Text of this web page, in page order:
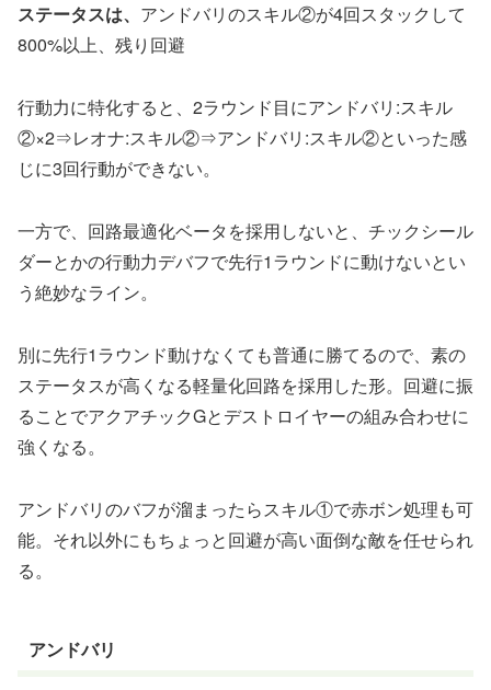
ステータスは、 アンドバリのスキル②が4回スタックして
800%以上、残り回避
行動力に特化すると、2ラウンド目にアンドバリ:スキル
②×2⇒レオナ:スキル②⇒アンドバリ:スキル②といった感
じに3回行動ができない。
一方で、回路最適化ベータを採用しないと、チックシール
ダーとかの行動力デバフで先行1ラウンドに動けないとい
う絶妙なライン。
別に先行1ラウンド動けなくても普通に勝てるので、素の
ステータスが高くなる軽量化回路を採用した形。回避に振
ることでアクアチックGとデストロイヤーの組み合わせに
強くなる。
アンドバリのバフが溜まったらスキル①で赤ボン処理も可
能。それ以外にもちょっと回避が高い面倒な敵を任せられ
る。
アンドバリ